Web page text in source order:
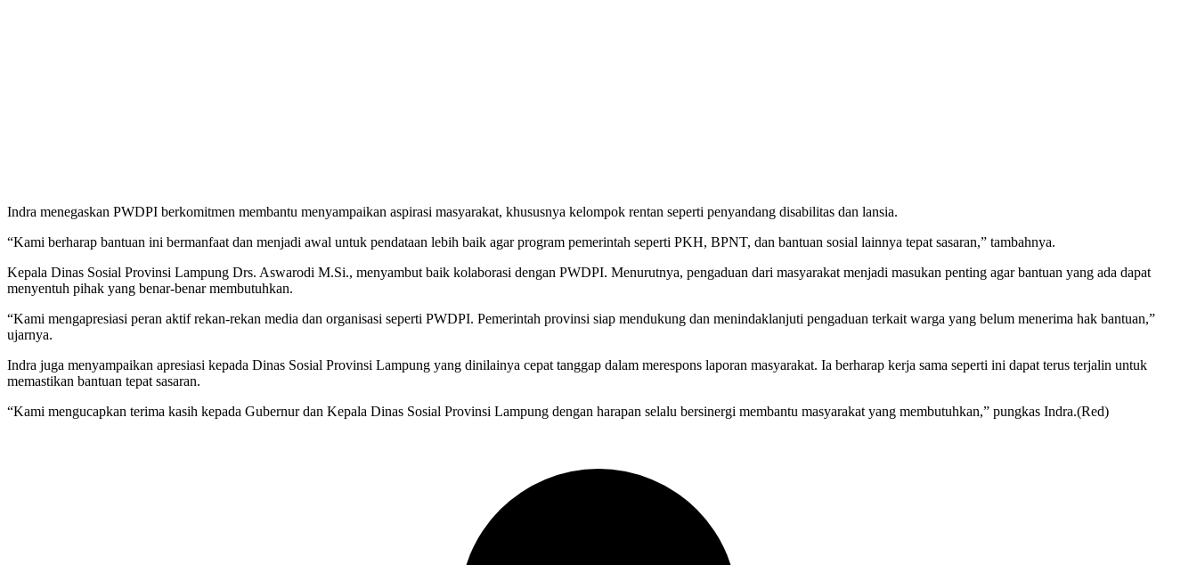
Indra menegaskan PWDPI berkomitmen membantu menyampaikan aspirasi masyarakat, khususnya kelompok rentan seperti penyandang disabilitas dan lansia.
“Kami berharap bantuan ini bermanfaat dan menjadi awal untuk pendataan lebih baik agar program pemerintah seperti PKH, BPNT, dan bantuan sosial lainnya tepat sasaran,” tambahnya.
Kepala Dinas Sosial Provinsi Lampung Drs. Aswarodi M.Si., menyambut baik kolaborasi dengan PWDPI. Menurutnya, pengaduan dari masyarakat menjadi masukan penting agar bantuan yang ada dapat
menyentuh pihak yang benar-benar membutuhkan.
“Kami mengapresiasi peran aktif rekan-rekan media dan organisasi seperti PWDPI. Pemerintah provinsi siap mendukung dan menindaklanjuti pengaduan terkait warga yang belum menerima hak bantuan,”
ujarnya.
Indra juga menyampaikan apresiasi kepada Dinas Sosial Provinsi Lampung yang dinilainya cepat tanggap dalam merespons laporan masyarakat. Ia berharap kerja sama seperti ini dapat terus terjalin untuk
memastikan bantuan tepat sasaran.
“Kami mengucapkan terima kasih kepada Gubernur dan Kepala Dinas Sosial Provinsi Lampung dengan harapan selalu bersinergi membantu masyarakat yang membutuhkan,” pungkas Indra.(Red)